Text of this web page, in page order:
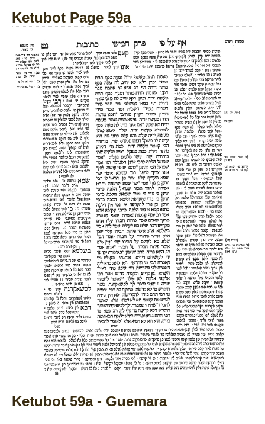
Ketubot Page 59a
Ketubot 59a - Guemara